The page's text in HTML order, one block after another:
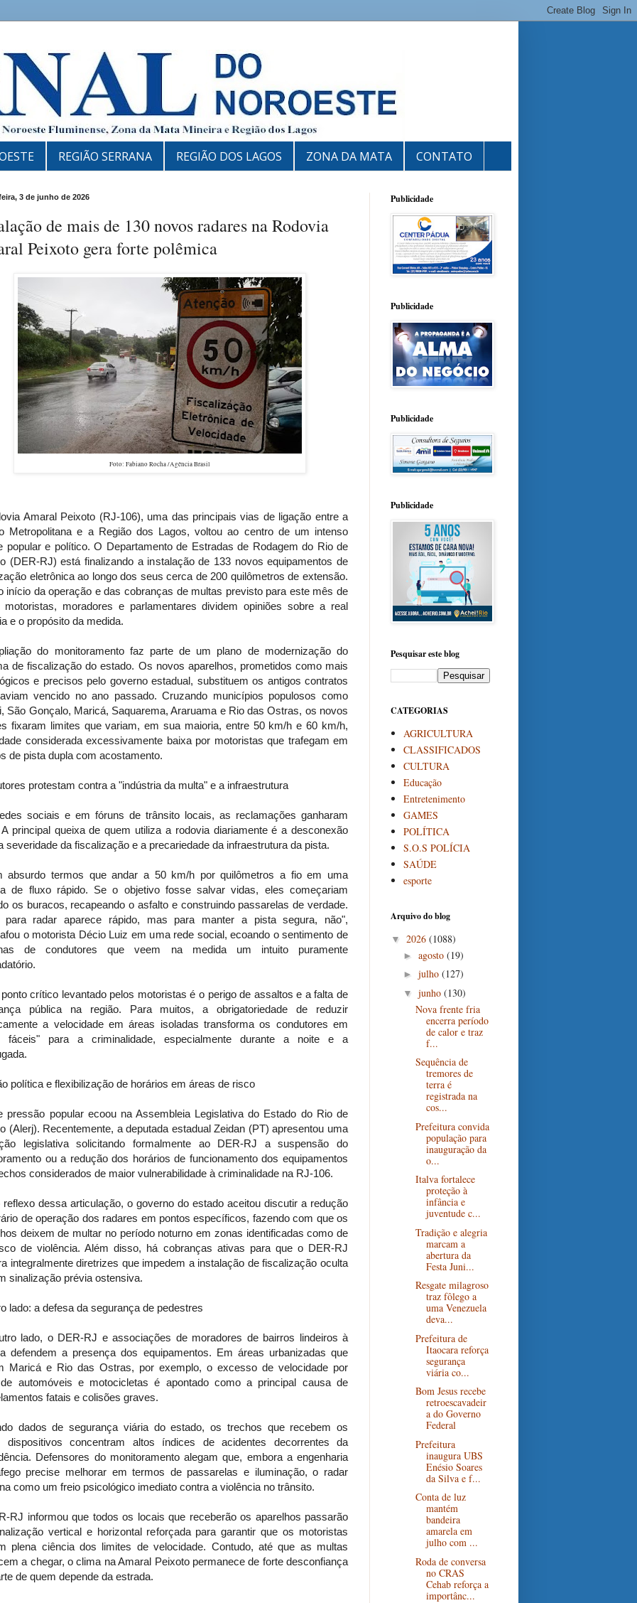
REGIÃO SERRANA REGIÃO DOS LAGOS ZONA DA MATA CONTATO
3 de junho de 2026
de mais de 130 novos radares na Rodovia
Peixoto gera forte polêmica
Foto: Fabiano Rocha /Agência Brasil
Amaral Peixoto (RJ-106), uma das principais vias de ligação entre a
Metropolitana e a Região dos Lagos, voltou ao centro de um intenso
popular e político. O Departamento de Estradas de Rodagem do Rio de
(DER-RJ) está finalizando a instalação de 133 novos equipamentos de
eletrônica ao longo dos seus cerca de 200 quilômetros de extensão.
início da operação e das cobranças de multas previsto para este mês de
motoristas, moradores e parlamentares dividem opiniões sobre a real
e o propósito da medida.
do monitoramento faz parte de um plano de modernização do
de fiscalização do estado. Os novos aparelhos, prometidos como mais
e precisos pelo governo estadual, substituem os antigos contratos
vencido no ano passado. Cruzando municípios populosos como
São Gonçalo, Maricá, Saquarema, Araruama e Rio das Ostras, os novos
fixaram limites que variam, em sua maioria, entre 50 km/h e 60 km/h,
considerada excessivamente baixa por motoristas que trafegam em
de pista dupla com acostamento.
protestam contra a "indústria da multa" e a infraestrutura
sociais e em fóruns de trânsito locais, as reclamações ganharam
principal queixa de quem utiliza a rodovia diariamente é a desconexão
severidade da fiscalização e a precariedade da infraestrutura da pista.
absurdo termos que andar a 50 km/h por quilômetros a fio em uma
de fluxo rápido. Se o objetivo fosse salvar vidas, eles começariam
os buracos, recapeando o asfalto e construindo passarelas de verdade.
para radar aparece rápido, mas para manter a pista segura, não",
o motorista Décio Luiz em uma rede social, ecoando o sentimento de
de condutores que veem na medida um intuito puramente
crítico levantado pelos motoristas é o perigo de assaltos e a falta de
pública na região. Para muitos, a obrigatoriedade de reduzir
a velocidade em áreas isoladas transforma os condutores em
fáceis" para a criminalidade, especialmente durante a noite e a
política e flexibilização de horários em áreas de risco
pressão popular ecoou na Assembleia Legislativa do Estado do Rio de
(Alerj). Recentemente, a deputada estadual Zeidan (PT) apresentou uma
legislativa solicitando formalmente ao DER-RJ a suspensão do
ou a redução dos horários de funcionamento dos equipamentos
considerados de maior vulnerabilidade à criminalidade na RJ-106.
reflexo dessa articulação, o governo do estado aceitou discutir a redução
de operação dos radares em pontos específicos, fazendo com que os
deixem de multar no período noturno em zonas identificadas como de
de violência. Além disso, há cobranças ativas para que o DER-RJ
integralmente diretrizes que impedem a instalação de fiscalização oculta
sinalização prévia ostensiva.
lado: a defesa da segurança de pedestres
lado, o DER-RJ e associações de moradores de bairros lindeiros à
defendem a presença dos equipamentos. Em áreas urbanizadas que
Maricá e Rio das Ostras, por exemplo, o excesso de velocidade por
automóveis e motocicletas é apontado como a principal causa de
fatais e colisões graves.
dados de segurança viária do estado, os trechos que recebem os
dispositivos concentram altos índices de acidentes decorrentes da
Defensores do monitoramento alegam que, embora a engenharia
precise melhorar em termos de passarelas e iluminação, o radar
como um freio psicológico imediato contra a violência no trânsito.
RJ informou que todos os locais que receberão os aparelhos passarão
vertical e horizontal reforçada para garantir que os motoristas
plena ciência dos limites de velocidade. Contudo, até que as multas
a chegar, o clima na Amaral Peixoto permanece de forte desconfiança
de quem depende da estrada.
Publicidade
Publicidade
Publicidade
Publicidade
Pesquisar este blog
CATEGORIAS
AGRICULTURA
CLASSIFICADOS
CULTURA
Educação
Entretenimento
GAMES
POLÍTICA
S.O.S POLÍCIA
SAÚDE
esporte
Arquivo do blog
▼ 2026 (1088)
► agosto (19)
► julho (127)
▼ junho (130)
Nova frente fria
encerra período
de calor e traz
f...
Sequência de
tremores de
terra é
registrada na
cos...
Prefeitura convida
população para
inauguração da
o...
Italva fortalece
proteção à
infância e
juventude c...
Tradição e alegria
marcam a
abertura da
Festa Juni...
Resgate milagroso
traz fôlego a
uma Venezuela
deva...
Prefeitura de
Itaocara reforça
segurança
viária co...
Bom Jesus recebe
retroescavadeir
a do Governo
Federal
Prefeitura
inaugura UBS
Enésio Soares
da Silva e f...
Conta de luz
mantém
bandeira
amarela em
julho com ...
Roda de conversa
no CRAS
Cehab reforça a
importânc...